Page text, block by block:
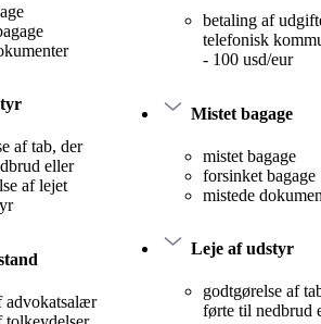
af tab, der
eller
af lejet
advokatsalær
betaling af
telefonisk
- 100 usd/eur
Mistet bagage
mistet bagage
forsinket bagage
mistede
Leje af udstyr
godtgørelse af
førte til nedbrud